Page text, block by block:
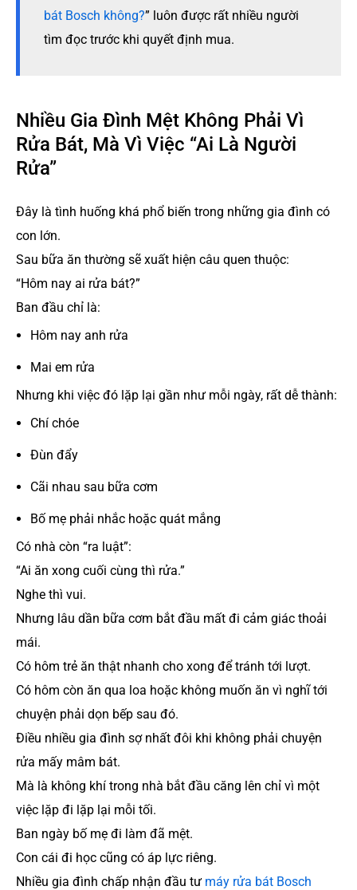
bát Bosch không?” luôn được rất nhiều người
tìm đọc trước khi quyết định mua.
Nhiều Gia Đình Mệt Không Phải Vì
Rửa Bát, Mà Vì Việc “Ai Là Người
Rửa”
Đây là tình huống khá phổ biến trong những gia đình có
con lớn.
Sau bữa ăn thường sẽ xuất hiện câu quen thuộc:
“Hôm nay ai rửa bát?”
Ban đầu chỉ là:
Hôm nay anh rửa
Mai em rửa
Nhưng khi việc đó lặp lại gần như mỗi ngày, rất dễ thành:
Chí chóe
Đùn đẩy
Cãi nhau sau bữa cơm
Bố mẹ phải nhắc hoặc quát mắng
Có nhà còn “ra luật”:
“Ai ăn xong cuối cùng thì rửa.”
Nghe thì vui.
Nhưng lâu dần bữa cơm bắt đầu mất đi cảm giác thoải
mái.
Có hôm trẻ ăn thật nhanh cho xong để tránh tới lượt.
Có hôm còn ăn qua loa hoặc không muốn ăn vì nghĩ tới
chuyện phải dọn bếp sau đó.
Điều nhiều gia đình sợ nhất đôi khi không phải chuyện
rửa mấy mâm bát.
Mà là không khí trong nhà bắt đầu căng lên chỉ vì một
việc lặp đi lặp lại mỗi tối.
Ban ngày bố mẹ đi làm đã mệt.
Con cái đi học cũng có áp lực riêng.
Nhiều gia đình chấp nhận đầu tư máy rửa bát Bosch